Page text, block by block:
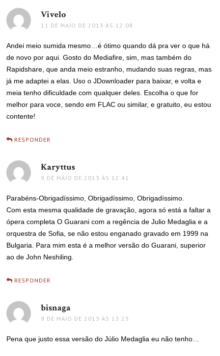
Vivelo
11 DE MAIO DE 2013 ÀS 12:08
Andei meio sumida mesmo…é ótimo quando dá pra ver o que há
de novo por aqui. Gosto do Mediafire, sim, mas também do
Rapidshare, que anda meio estranho, mudando suas regras, mas
já me adaptei a elas. Uso o JDownloader para baixar, e volta e
meia tenho dificuldade com qualquer deles. Escolha o que for
melhor para voce, sendo em FLAC ou similar, e gratuito, eu estou
contente!
RESPONDER
Karyttus
9 DE MAIO DE 2013 ÀS 12:41
Parabéns-Obrigadíssimo, Obrigadíssimo, Obrigadíssimo.
Com esta mesma qualidade de gravação, agora só está a faltar a
ópera completa O Guarani com a regência de Julio Medaglia e a
orquestra de Sofia, se não estou enganado gravado em 1999 na
Bulgaria. Para mim esta é a melhor versão do Guarani, superior
ao de John Neshiling.
RESPONDER
bisnaga
9 DE MAIO DE 2013 ÀS 13:23
Pena que justo essa versão do Júlio Medaglia eu não tenho…